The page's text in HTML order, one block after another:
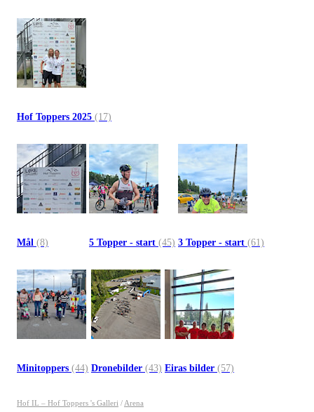
Hof Toppers 2025 (17)
Mål (8) 5 Topper - start (45) 3 Topper - start (61)
Minitoppers (44) Dronebilder (43) Eiras bilder (57)
Hof IL – Hof Toppers 's Galleri / Arena